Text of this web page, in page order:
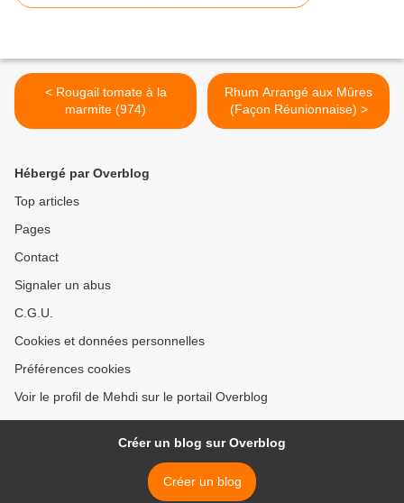
< Rougail tomate à la
marmite (974)
Rhum Arrangé aux Mûres
(Façon Réunionnaise) >
Hébergé par Overblog
Top articles
Pages
Contact
Signaler un abus
C.G.U.
Cookies et données personnelles
Préférences cookies
Voir le profil de Mehdi sur le portail Overblog
Créer un blog sur Overblog
Créer un blog